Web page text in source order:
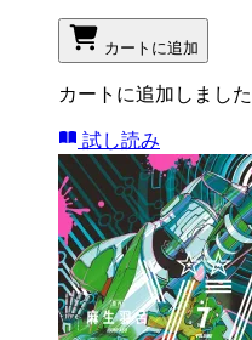
カートに追加
カートに追加しました
試し読み